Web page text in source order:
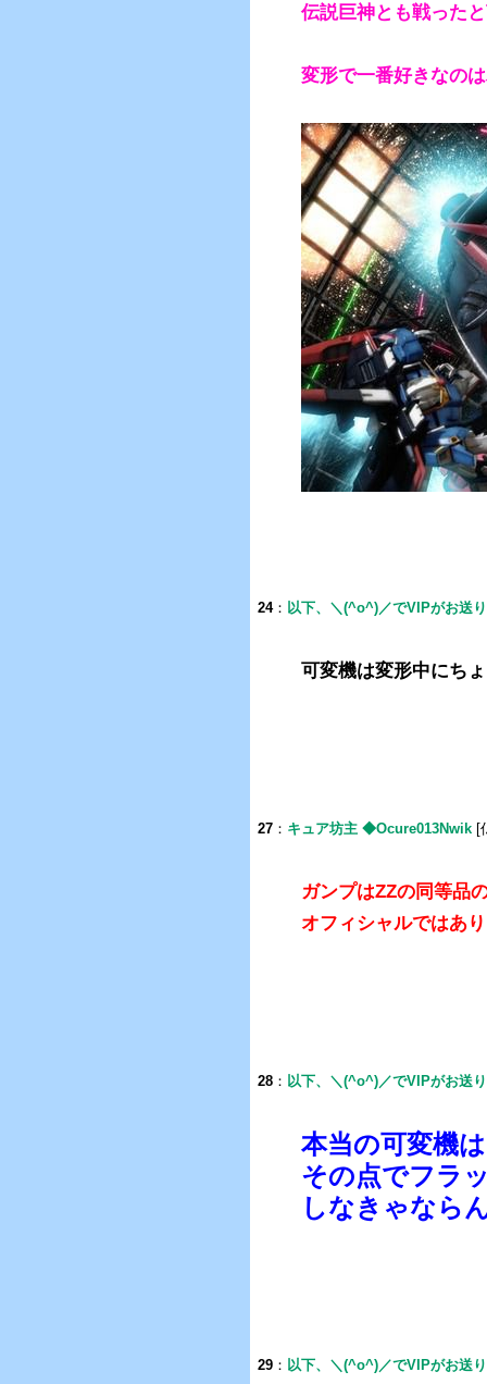
伝説巨神とも戦った
変形で一番好きなの
24： 以下、＼(^o^)／でVIPがお送
可変機は変形中にち
27 ： キュア坊主 ◆Ocure013Nwik [
ガンプはZZの同等品
オフィシャルではあ
28 ： 以下、＼(^o^)／でVIPがお送
本当の可変機
その点でフラ
しなきゃなら
29 ： 以下、＼(^o^)／でVIPがお送